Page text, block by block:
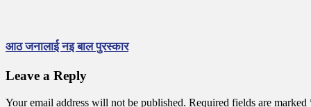
आठ जनालाई नइ बाल पुरस्कार
Leave a Reply
Your email address will not be published. Required fields are marked